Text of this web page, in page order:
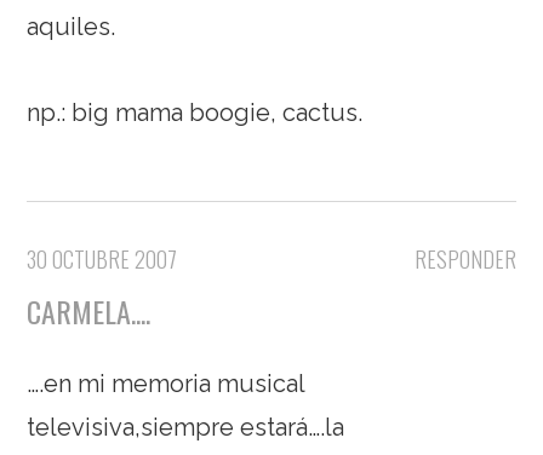
aquiles.
np.: big mama boogie, cactus.
RESPONDER
30 OCTUBRE 2007
CARMELA....
….en mi memoria musical
televisiva,siempre estará….la